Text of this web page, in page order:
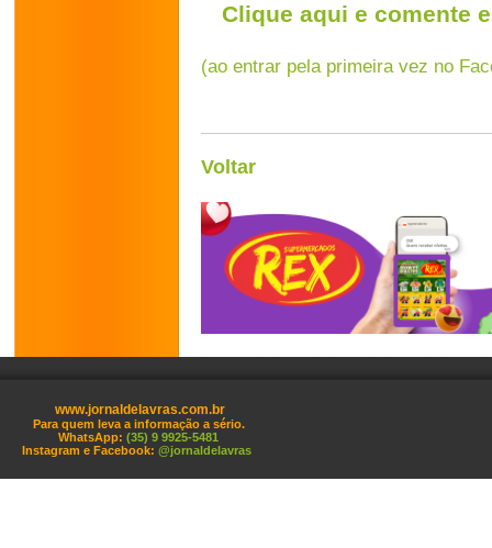
Clique aqui e comente
(ao entrar pela primeira vez no
Voltar
www.jornaldelavras.com.br
Para quem leva a informação a sério.
WhatsApp: (35) 9 9925-5481
Instagram e Facebook: @jornaldelavras